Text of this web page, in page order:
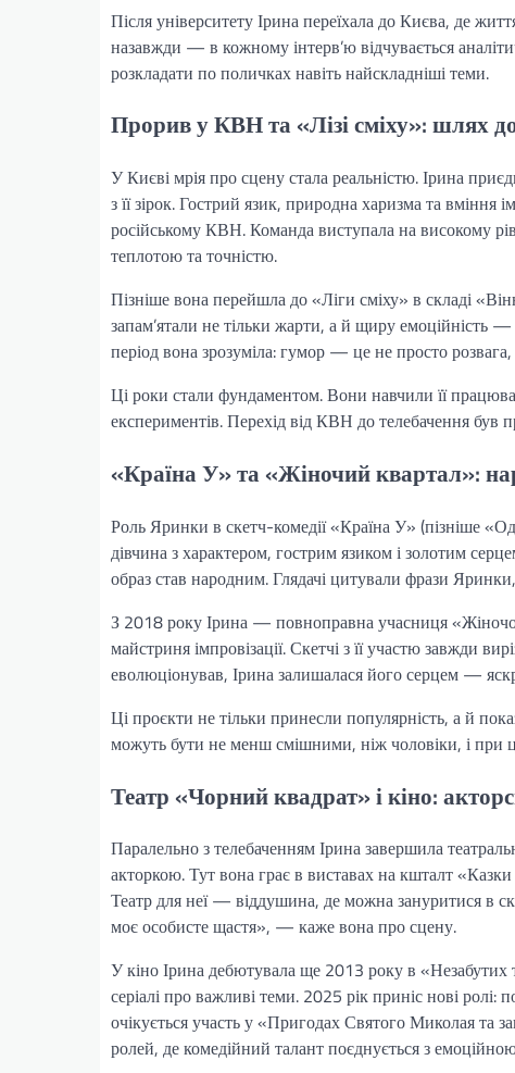
Після університету Ірина переїхала до Києва, де
назавжди — в кожному інтерв’ю відчувається
розкладати по поличках навіть найскладніші теми.
Прорив у КВН та «Лізі сміху»: шлях
У Києві мрія про сцену стала реальністю. Ірина
з її зірок. Гострий язик, природна харизма та вміння
російському КВН. Команда виступала на високому
теплотою та точністю.
Пізніше вона перейшла до «Ліги сміху» в складі
запам’ятали не тільки жарти, а й щиру емоційність
період вона зрозуміла: гумор — це не просто
Ці роки стали фундаментом. Вони навчили її
експериментів. Перехід від КВН до телебачення
«Країна У» та «Жіночий квартал»:
Роль Яринки в скетч-комедії «Країна У» (пізніше
дівчина з характером, гострим язиком і золотим
образ став народним. Глядачі цитували фрази
З 2018 року Ірина — повноправна учасниця
майстриня імпровізації. Скетчі з її участю завжди
еволюціонував, Ірина залишалася його серцем —
Ці проєкти не тільки принесли популярність, а й
можуть бути не менш смішними, ніж чоловіки, і при
Театр «Чорний квадрат» і кіно:
Паралельно з телебаченням Ірина завершила
акторкою. Тут вона грає в виставах на кшталт
Театр для неї — віддушина, де можна зануритися в
моє особисте щастя», — каже вона про сцену.
У кіно Ірина дебютувала ще 2013 року в
серіалі про важливі теми. 2025 рік приніс нові
очікується участь у «Пригодах Святого Миколая
ролей, де комедійний талант поєднується з